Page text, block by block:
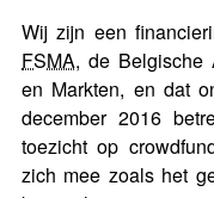
Wij zijn een
FSMA, de Belgische
en Markten, en dat
december 2016
toezicht op
zich mee zoals het